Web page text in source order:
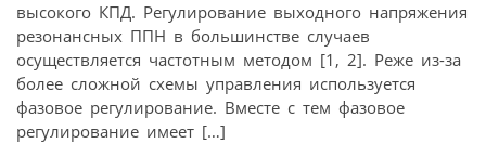
высокого КПД. Регулирование выходного напряжения
резонансных ППН в большинстве случаев
осуществляется частотным методом [1, 2]. Реже из-за
более сложной схемы управления используется
фазовое регулирование. Вместе с тем фазовое
регулирование имеет […]